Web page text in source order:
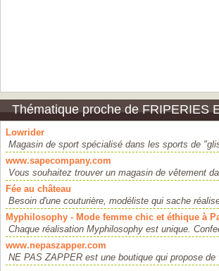
Thématique proche de FRIPERIES
Lowrider
Magasin de sport spécialisé dans les sports de
www.sapecompany.com
Vous souhaitez trouver un magasin de vêtement
Fée au château
Besoin d'une couturière, modéliste qui sache
Myphilosophy - Mode femme chic et éthique à
Chaque réalisation Myphilosophy est unique.
www.nepaszapper.com
NE PAS ZAPPER est une boutique qui propose